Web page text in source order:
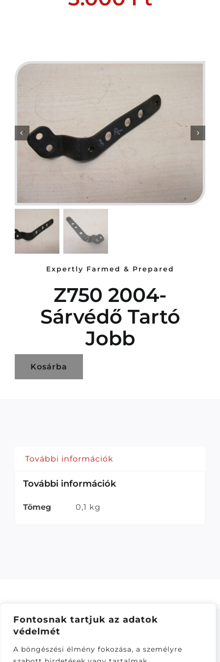
Fontosnak tartjuk az adatok
védelmét
A böngészési élmény fokozása, a személyre
Expertly Farmed & Prepared
Z750 2004-
Sárvédő Tartó
Jobb
Kosárba
További információk
További információk
Tömeg 0,1 kg
ELÁLLÁS